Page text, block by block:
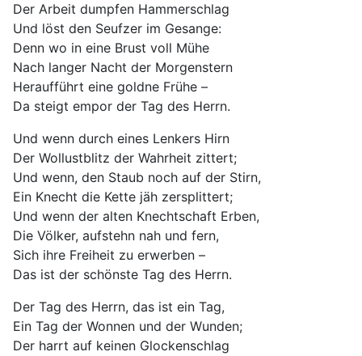
Der Arbeit dumpfen Hammerschlag
Und löst den Seufzer im Gesange:
Denn wo in eine Brust voll Mühe
Nach langer Nacht der Morgenstern
Heraufführt eine goldne Frühe –
Da steigt empor der Tag des Herrn.
Und wenn durch eines Lenkers Hirn
Der Wollustblitz der Wahrheit zittert;
Und wenn, den Staub noch auf der Stirn,
Ein Knecht die Kette jäh zersplittert;
Und wenn der alten Knechtschaft Erben,
Die Völker, aufstehn nah und fern,
Sich ihre Freiheit zu erwerben –
Das ist der schönste Tag des Herrn.
Der Tag des Herrn, das ist ein Tag,
Ein Tag der Wonnen und der Wunden;
Der harrt auf keinen Glockenschlag